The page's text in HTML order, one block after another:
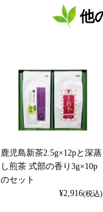
他
鹿児島新茶2.5g×12pと深蒸
し煎茶 式部の香り3g×10p
のセット
¥2,916(税込)